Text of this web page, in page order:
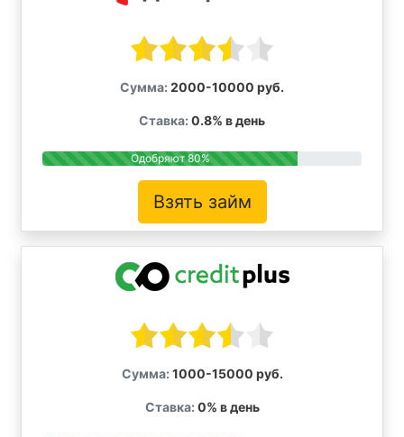
Сумма: 2000-10000 руб.
Ставка: 0.8% в день
Одобряют 80%
Взять займ
Сумма: 1000-15000 руб.
Ставка: 0% в день